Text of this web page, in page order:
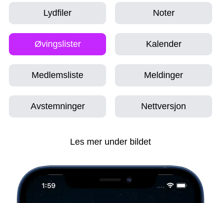
Lydfiler Noter
Øvingslister Kalender
Medlemsliste Meldinger
Avstemninger Nettversjon
Les mer under bildet